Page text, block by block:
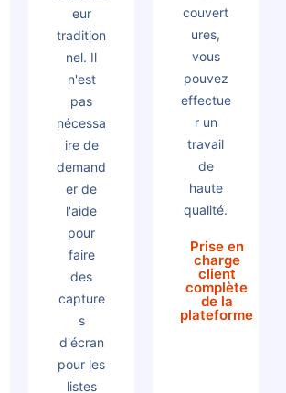
eur
tradition
nel. Il
n'est
pas
nécessa
ire de
demand
er de
l'aide
pour
faire
des
capture
s
d'écran
pour les
listes
couvert
ures,
vous
pouvez
effectue
r un
travail
de
haute
qualité.
Prise en
charge
client
complète
de la
plateforme